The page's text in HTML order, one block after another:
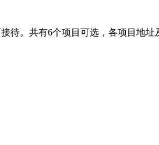
。共有6个项目可选，各项目地址